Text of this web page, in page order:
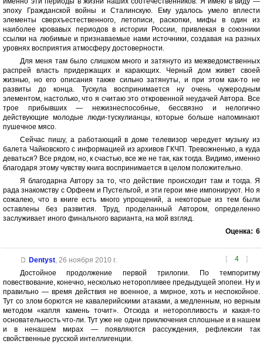
эпоху Гражданской войны и Сталинскую. Ему удалось умело вплести
элементы сверхъестественного, летописи, раскопки, мифы в один из
наиболее кровавых периодов в истории России, привлекая в союзники
ссылки на любимые и признаваемые нами источники, создавая на разных
уровнях восприятия атмосферу достоверности.
Для меня там было слишком много и затянуто из межведомственных
распрей власть придержащих и карающих. Черный дом живет своей
жизнью, но его описания также сильно затянуты, и при этом как-то не
развиты до конца. Тускула воспринимается ну очень чужеродным
элементом, настолько, что я считаю это откровенной неудачей Автора. Все
трое прибывших — нежизнеспособные, бессвязно и нелогично
действующие молодые люди-тускулианцы, которые больше напоминают
пушечное мясо.
Сейчас пишу, а работающий в доме телевизор чередует музыку из
балета Чайковского с информацией из архивов ГКЧП. Тревожненько, а куда
деваться? Все рядом, но, к счастью, все же не так, как тогда. Видимо, именно
благодаря этому чувству книга воспринимается в целом положительно.
Я благодарна Автору за то, что действие происходит там и тогда. Я
рада знакомству с Орфеем и Пустельгой, и эти герои мне импонируют. Но я
сожалею, что в книге есть много упрощений, а некоторые из тем были
оставлены без развития. Труд, проделанный Автором, определенно
заслуживает иного финального варианта, на мой взгляд.
Оценка: 6
[ 4 ]
Dentyst, 26 ноября 2010 г.
Достойное продолжение первой трилогии. По темпоритму
повествование, конечно, несколько неторопливее предыдущей эпопеи. Ну и
правильно — время действия не военное, а мирное, хоть и неспокойное.
Тут со злом борются не кавалерийскими атаками, а медленным, но верным
методом «капля камень точит». Отсюда и неторопливость и какая-то
основательность что-ли. Тут уже не одни приключения сплошные и в нашем
и в ненашем мирах — появляются рассуждения, рефлексии так
свойственные русской интеллигенции.